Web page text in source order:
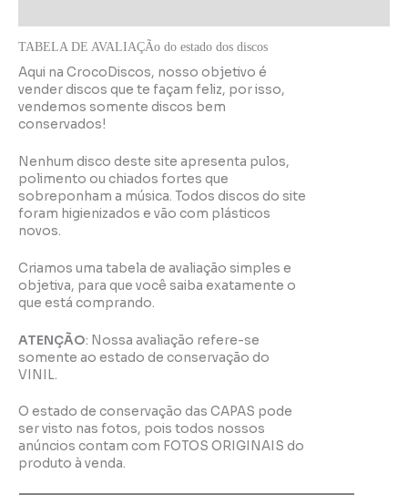
TABELA DE AVALIAÇÃo do estado dos discos
Aqui na CrocoDiscos, nosso objetivo é
vender discos que te façam feliz, por isso,
vendemos somente discos bem
conservados!
Nenhum disco deste site apresenta pulos,
polimento ou chiados fortes que
sobreponham a música. Todos discos do site
foram higienizados e vão com plásticos
novos.
Criamos uma tabela de avaliação simples e
objetiva, para que você saiba exatamente o
que está comprando.
ATENÇÃO: Nossa avaliação refere-se
somente ao estado de conservação do
VINIL.
O estado de conservação das CAPAS pode
ser visto nas fotos, pois todos nossos
anúncios contam com FOTOS ORIGINAIS do
produto à venda.